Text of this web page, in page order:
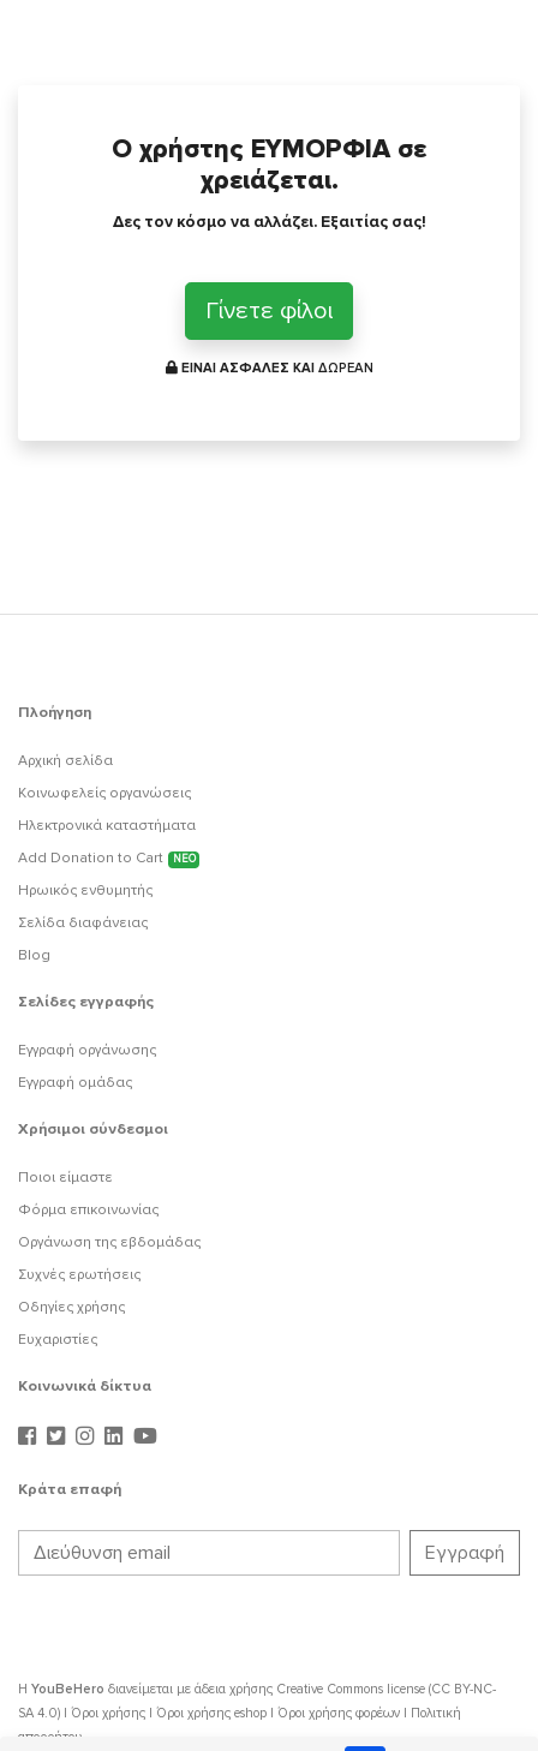
Ο χρήστης ΕΥΜΟΡΦΙΑ σε
χρειάζεται.
Δες τον κόσμο να αλλάζει. Εξαιτίας σας!
Γίνετε φίλοι
ΕΙΝΑΙ ΑΣΦΑΛΕΣ ΚΑΙ ΔΩΡΕΑΝ
Πλοήγηση
Αρχική σελίδα
Κοινωφελείς οργανώσεις
Ηλεκτρονικά καταστήματα
Add Donation to Cart
ΝΕΟ
Ηρωικός ενθυμητής
Σελίδα διαφάνειας
Blog
Σελίδες εγγραφής
Εγγραφή οργάνωσης
Εγγραφή ομάδας
Χρήσιμοι σύνδεσμοι
Ποιοι είμαστε
Φόρμα επικοινωνίας
Οργάνωση της εβδομάδας
Συχνές ερωτήσεις
Οδηγίες χρήσης
Ευχαριστίες
Κοινωνικά δίκτυα
Κράτα επαφή
Η YouBeHero διανείμεται με άδεια χρήσης Creative Commons license (CC BY-NC-
SA 4.0)
Όροι χρήσης Όροι χρήσης eshop Όροι χρήσης φορέων
Πολιτική
απορρήτου